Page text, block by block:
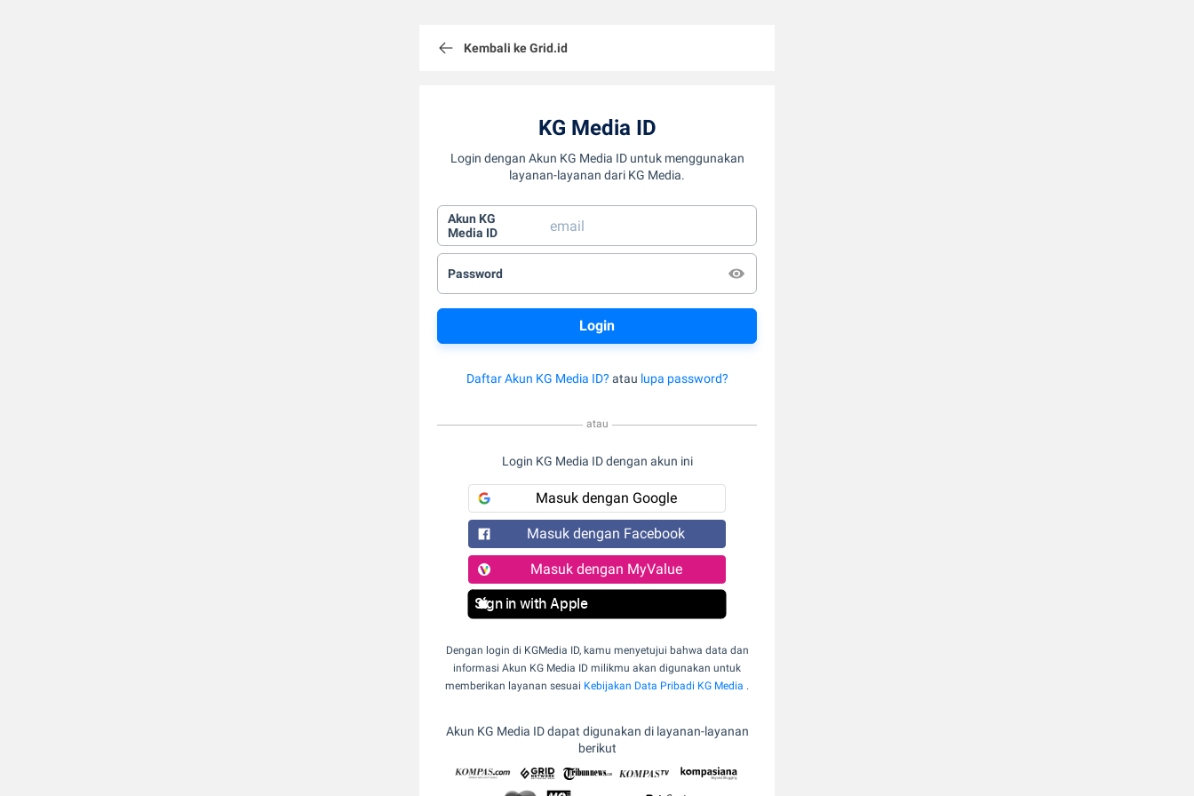
Kembali ke Grid.id
KG Media ID
Login dengan Akun KG Media ID untuk menggunakan
layanan-layanan dari KG Media.
Akun KG
Media ID
Password
Daftar Akun KG Media ID? atau lupa password?
atau
Login KG Media ID dengan akun ini
Masuk dengan Google
Masuk dengan Facebook
Masuk dengan MyValue
Sign in with Apple
Dengan login di KGMedia ID, kamu menyetujui bahwa data dan
informasi Akun KG Media ID milikmu akan digunakan untuk
memberikan layanan sesuai Kebijakan Data Pribadi KG Media .
Akun KG Media ID dapat digunakan di layanan-layanan
berikut